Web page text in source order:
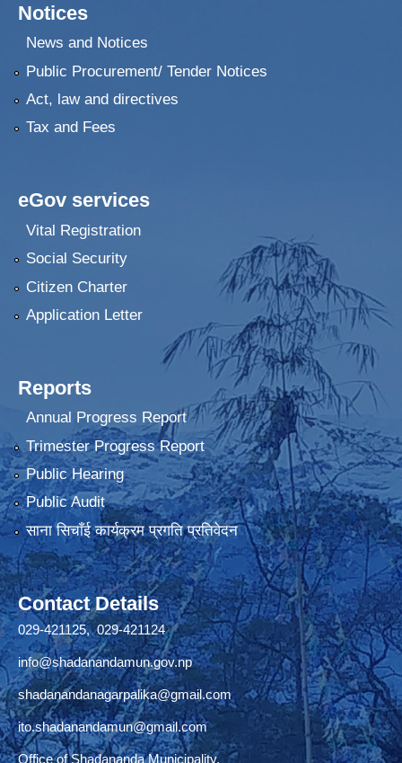
Notices
News and Notices
Public Procurement/ Tender Notices
Act, law and directives
Tax and Fees
eGov services
Vital Registration
Social Security
Citizen Charter
Application Letter
Reports
Annual Progress Report
Trimester Progress Report
Public Hearing
Public Audit
साना सिचाँई कार्यक्रम प्रगति प्रतिवेदन
Contact Details
029-421125, 029-421124
info@shadanandamun.gov.np
shadanandanagarpalika@gmail.com
ito.shadanandamun@gmail.com
Office of Shadananda Municipality,